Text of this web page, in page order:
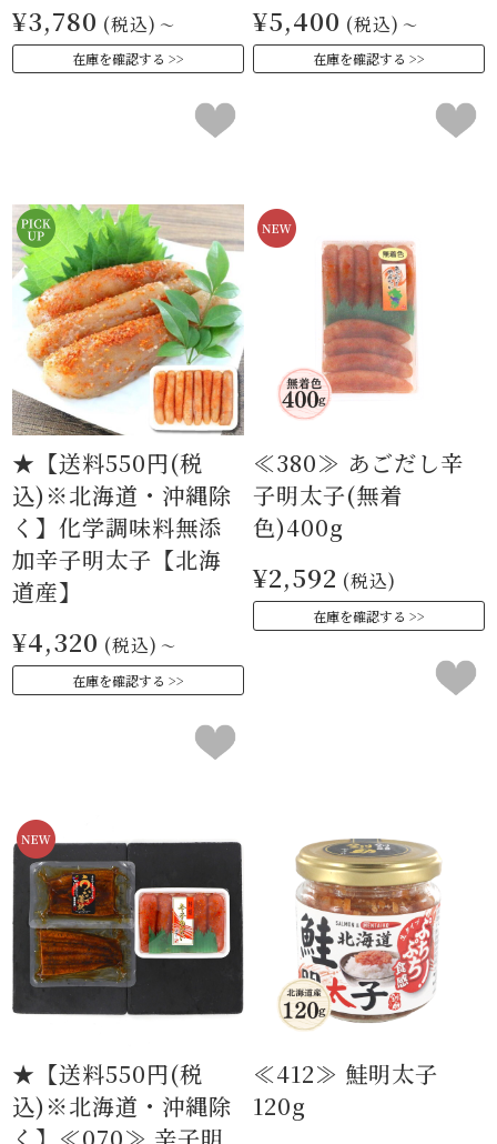
¥3,780 (税込) ～
在庫を確認する
¥5,400 (税込) ～
在庫を確認する
★【送料550円(税
込)※北海道・沖縄除
く】化学調味料無添
加辛子明太子【北海
道産】
¥4,320 (税込) ～
在庫を確認する
≪380≫ あごだし辛
子明太子(無着
色)400g
¥2,592 (税込)
在庫を確認する
★【送料550円(税
込)※北海道・沖縄除
≪412≫ 鮭明太子
120g